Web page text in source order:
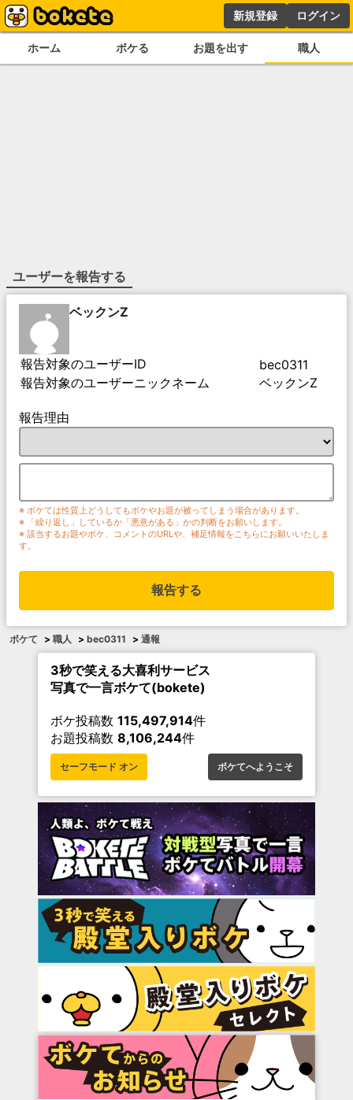
新規登録 ログイン
ホーム ボケる お題を出す 職人
ユーザーを報告する
ベックンZ
報告対象のユーザーID
bec0311
報告対象のユーザーニックネーム
ベックンZ
報告理由
※ ボケては性質上どうしてもボケやお題が被ってしまう場合があります。
※ 「繰り返し」しているか「悪意がある」かの判断をお願いします。
※ 該当するお題やボケ、コメントのURLや、補足情報をこちらにお願いいたしま
す。
報告する
ボケて > 職人 > bec0311 > 通報
3秒で笑える大喜利サービス
写真で一言ボケて(bokete)
ボケ投稿数 115,497,914件
お題投稿数 8,106,244件
セーフモード オン ボケてへようこそ